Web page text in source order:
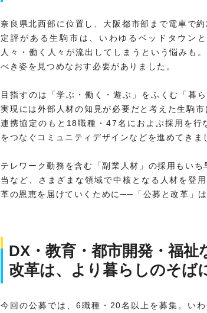
奈良県北西部に位置し、大阪都市部まで電車で
定評がある生駒市は、いわゆるベッドタウン
人々・働く人々が流出してしまうという悩みも
べき姿を見つめなおす必要がありました。
目指すのは「学ぶ・働く・遊ぶ」をふくむ「暮
実現には外部人材の知見が必要だと考えた生駒
連携協定のもと18職種・47名におよぶ採用を
をつなぐコミュニティデザインなどを進めてきま
テレワーク勤務を含む「副業人材」の採用もい
当など、さまざまな領域で中核となる人材を登
革の恩恵を届けていくために──「公募と改革」
DX・教育・都市開発・福祉
改革は、より暮らしのそば
今回の公募では、6職種・20名以上を募集。い